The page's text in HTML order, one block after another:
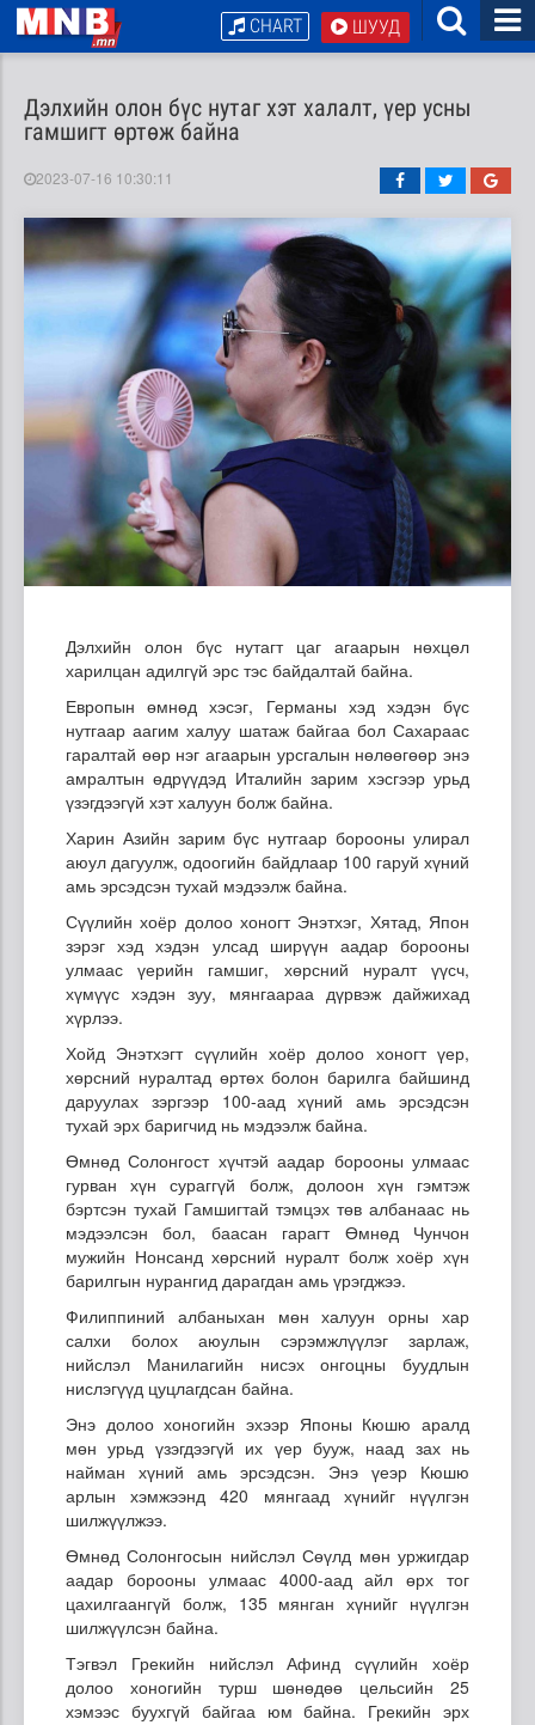
ШУУД
CHART
Дэлхийн олон бүс нутаг хэт халалт, үер усны
гамшигт өртөж байна
2023-07-16 10:30:11
Дэлхийн олон бүс нутагт цаг агаарын нөхцөл
харилцан адилгүй эрс тэс байдалтай байна.
Европын өмнөд хэсэг, Германы хэд хэдэн бүс
нутгаар аагим халуу шатаж байгаа бол Сахараас
гаралтай өөр нэг агаарын урсгалын нөлөөгөөр энэ
амралтын өдрүүдэд Италийн зарим хэсгээр урьд
үзэгдээгүй хэт халуун болж байна.
Харин Азийн зарим бүс нутгаар борооны улирал
аюул дагуулж, одоогийн байдлаар 100 гаруй хүний
амь эрсэдсэн тухай мэдээлж байна.
Сүүлийн хоёр долоо хоногт Энэтхэг, Хятад, Япон
зэрэг хэд хэдэн улсад ширүүн аадар борооны
улмаас үерийн гамшиг, хөрсний нуралт үүсч,
хүмүүс хэдэн зуу, мянгаараа дүрвэж дайжихад
хүрлээ.
Хойд Энэтхэгт сүүлийн хоёр долоо хоногт үер,
хөрсний нуралтад өртөх болон барилга байшинд
даруулах зэргээр 100-аад хүний амь эрсэдсэн
тухай эрх баригчид нь мэдээлж байна.
Өмнөд Солонгост хүчтэй аадар борооны улмаас
гурван хүн сураггүй болж, долоон хүн гэмтэж
бэртсэн тухай Гамшигтай тэмцэх төв албанаас нь
мэдээлсэн бол, баасан гарагт Өмнөд Чунчон
мужийн Нонсанд хөрсний нуралт болж хоёр хүн
барилгын нурангид дарагдан амь үрэгджээ.
Филиппиний албаныхан мөн халуун орны хар
салхи болох аюулын сэрэмжлүүлэг зарлаж,
нийслэл Манилагийн нисэх онгоцны буудлын
нислэгүүд цуцлагдсан байна.
Энэ долоо хоногийн эхээр Японы Кюшю аралд
мөн урьд үзэгдээгүй их үер бууж, наад зах нь
найман хүний амь эрсэдсэн. Энэ үеэр Кюшю
арлын хэмжээнд 420 мянгаад хүнийг нүүлгэн
шилжүүлжээ.
Өмнөд Солонгосын нийслэл Сөүлд мөн уржигдар
аадар борооны улмаас 4000-аад айл өрх тог
цахилгаангүй болж, 135 мянган хүнийг нүүлгэн
шилжүүлсэн байна.
Тэгвэл Грекийн нийслэл Афинд сүүлийн хоёр
долоо хоногийн турш шөнөдөө цельсийн 25
хэмээс буухгүй байгаа юм байна. Грекийн эрх